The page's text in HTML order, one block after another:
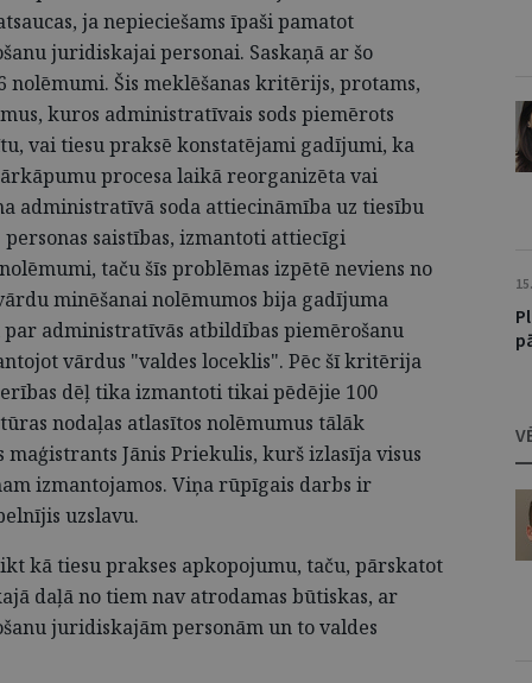
ja nepieciešams īpaši pamatot
juridiskajai personai. Saskaņā ar šo
Šis meklēšanas kritērijs, protams,
kuros administratīvais sods piemērots
vai tiesu praksē konstatējami gadījumi, ka
procesa laikā reorganizēta vai
administratīvā soda attiecināmība uz tiesību
saistības, izmantoti attiecīgi
taču šīs problēmas izpētē neviens no
minēšanai nolēmumos bija gadījuma
administratīvās atbildības piemērošanu
vārdus "valdes loceklis". Pēc šī kritērija
dēļ tika izmantoti tikai pēdējie 100
nodaļas atlasītos nolēmumus tālāk
Jānis Priekulis, kurš izlasīja visus
izmantojamos. Viņa rūpīgais darbs ir
uzslavu.
kā tiesu prakses apkopojumu, taču, pārskatot
daļā no tiem nav atrodamas būtiskas, ar
juridiskajām personām un to valdes